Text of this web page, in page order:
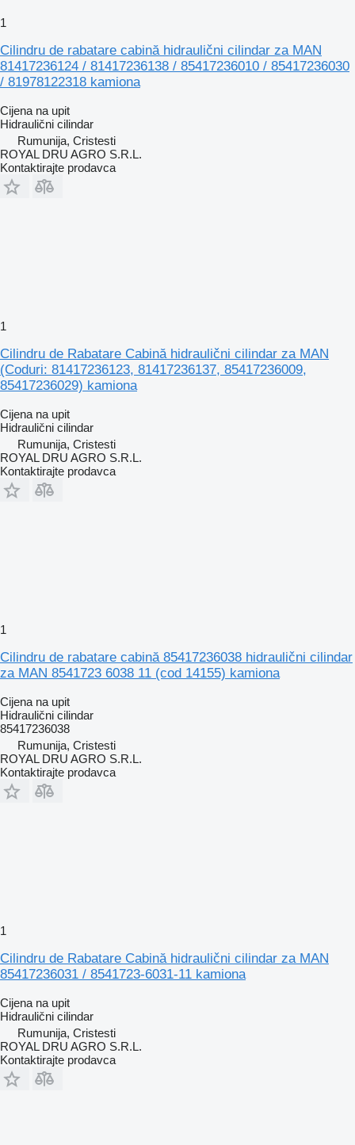
1
Cilindru de rabatare cabină hidraulični cilindar za MAN
81417236124 / 81417236138 / 85417236010 / 85417236030
/ 81978122318 kamiona
Cijena na upit
Hidraulični cilindar
Rumunija, Cristesti
ROYAL DRU AGRO S.R.L.
Kontaktirajte prodavca
1
Cilindru de Rabatare Cabină hidraulični cilindar za MAN
(Coduri: 81417236123, 81417236137, 85417236009,
85417236029) kamiona
Cijena na upit
Hidraulični cilindar
Rumunija, Cristesti
ROYAL DRU AGRO S.R.L.
Kontaktirajte prodavca
1
Cilindru de rabatare cabină 85417236038 hidraulični cilindar
za MAN 8541723 6038 11 (cod 14155) kamiona
Cijena na upit
Hidraulični cilindar
85417236038
Rumunija, Cristesti
ROYAL DRU AGRO S.R.L.
Kontaktirajte prodavca
1
Cilindru de Rabatare Cabină hidraulični cilindar za MAN
85417236031 / 8541723-6031-11 kamiona
Cijena na upit
Hidraulični cilindar
Rumunija, Cristesti
ROYAL DRU AGRO S.R.L.
Kontaktirajte prodavca